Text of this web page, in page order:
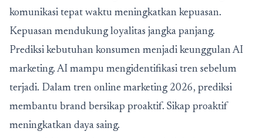
komunikasi tepat waktu meningkatkan kepuasan.
Kepuasan mendukung loyalitas jangka panjang.
Prediksi kebutuhan konsumen menjadi keunggulan AI
marketing. AI mampu mengidentifikasi tren sebelum
terjadi. Dalam tren online marketing 2026, prediksi
membantu brand bersikap proaktif. Sikap proaktif
meningkatkan daya saing.